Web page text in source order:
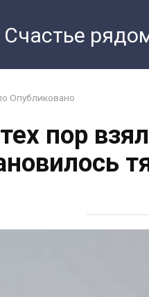
Счастье
Опубликовано
пор